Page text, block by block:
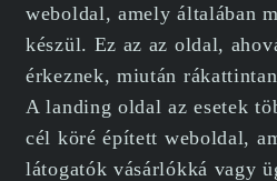
weboldal, amely általában
készül. Ez az az oldal,
érkeznek, miután
A landing oldal az esetek
cél köré épített weboldal,
látogatók vásárlókká vagy